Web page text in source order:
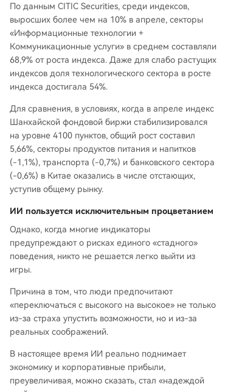
По данным CITIC Securities, среди индексов,
выросших более чем на 10% в апреле, секторы
«Информационные технологии +
Коммуникационные услуги» в среднем составляли
68,9% от роста индекса. Даже для слабо растущих
индексов доля технологического сектора в росте
индекса достигала 54%.
Для сравнения, в условиях, когда в апреле индекс
Шанхайской фондовой биржи стабилизировался
на уровне 4100 пунктов, общий рост составил
5,66%, секторы продуктов питания и напитков
(-1,1%), транспорта (-0,7%) и банковского сектора
(-0,6%) в Китае оказались в числе отстающих,
уступив общему рынку.
ИИ пользуется исключительным процветанием
Однако, когда многие индикаторы
предупреждают о рисках единого «стадного»
поведения, никто не решается легко выйти из
игры.
Причина в том, что люди предпочитают
«переключаться с высокого на высокое» не только
из-за страха упустить возможности, но и из-за
реальных соображений.
В настоящее время ИИ реально поднимает
экономику и корпоративные прибыли,
преувеличивая, можно сказать, стал «надеждой